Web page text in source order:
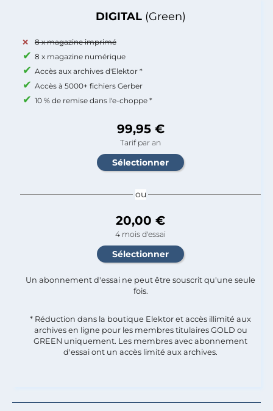
DIGITAL (Green)
8 x magazine imprimé
8 x magazine numérique
Accès aux archives d'Elektor *
Accès à 5000+ fichiers Gerber
10 % de remise dans l'e-choppe *
99,95 €
Tarif par an
ou
20,00 €
4 mois d'essai
Un abonnement d'essai ne peut être souscrit qu'une seule
fois.​
* Réduction dans la boutique Elektor et accès illimité aux
archives en ligne pour les membres titulaires GOLD ou
GREEN uniquement. Les membres avec abonnement
d'essai ont un accès limité aux archives.